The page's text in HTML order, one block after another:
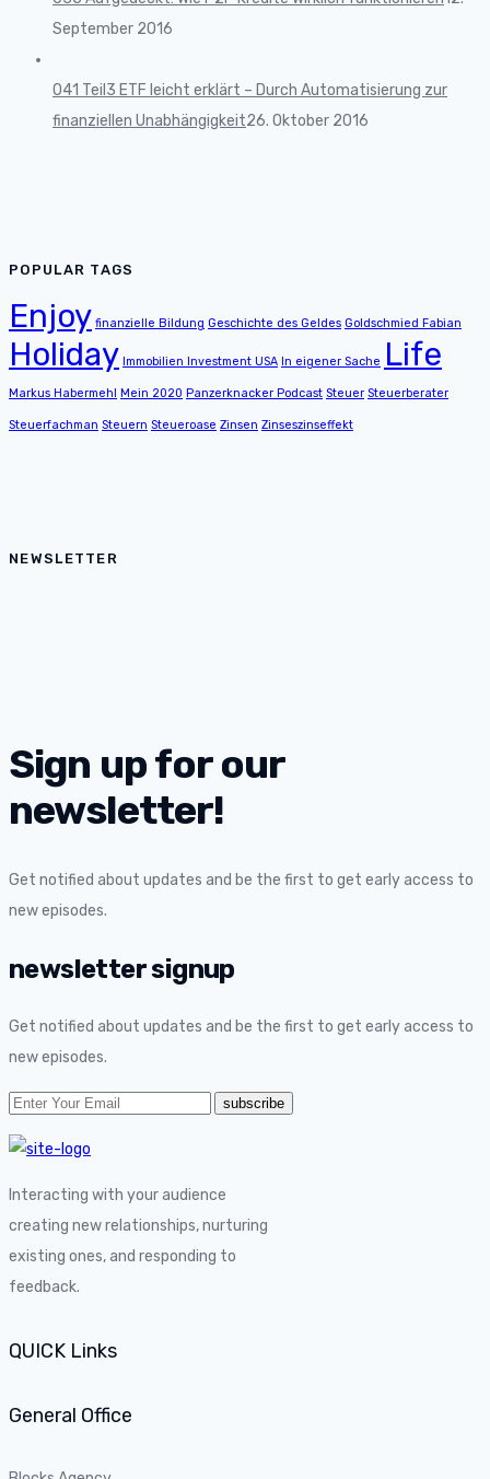
September 2016
041 Teil3 ETF leicht erklärt – Durch Automatisierung zur
finanziellen Unabhängigkeit26. Oktober 2016
POPULAR TAGS
Enjoy finanzielle Bildung Geschichte des Geldes Goldschmied Fabian
Holiday Immobilien Investment USA In eigener Sache Life
Markus Habermehl Mein 2020 Panzerknacker Podcast Steuer Steuerberater
Steuerfachman Steuern Steueroase Zinsen Zinseszinseffekt
NEWSLETTER
Sign up for our
newsletter!
Get notified about updates and be the first to get early access to
new episodes.
newsletter signup
Get notified about updates and be the first to get early access to
new episodes.
Interacting with your audience
creating new relationships, nurturing
existing ones, and responding to
feedback.
QUICK Links
General Office